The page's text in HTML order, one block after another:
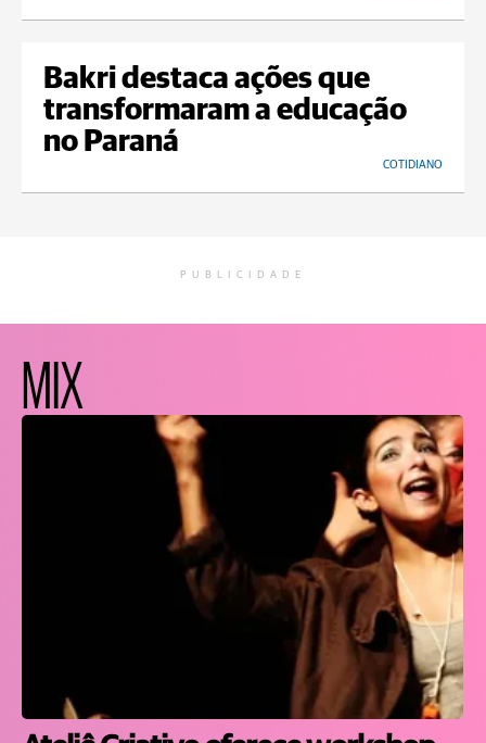
Bakri destaca ações que
transformaram a educação
no Paraná
COTIDIANO
PUBLICIDADE
MIX